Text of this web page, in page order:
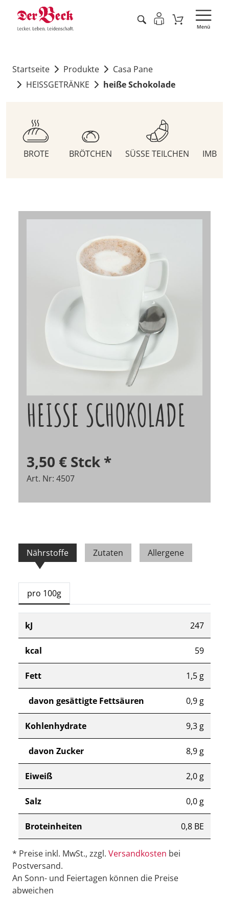
Startseite Produkte
Casa Pane
HEISSGETRÄNKE
heiße Schokolade
BROTE BRÖTCHEN SÜSSE TEILCHEN
HEISSE SCHOKOLADE
3,50 € Stck *
Art. Nr: 4507
Nährstoffe Zutaten Allergene
pro 100g
kJ 247
kcal 59
Fett 1,5 g
davon gesättigte Fettsäuren 0,9 g
Kohlenhydrate 9,3 g
davon Zucker 8,9 g
Eiweiß 2,0 g
Salz 0,0 g
Broteinheiten 0,8 BE
* Preise inkl. MwSt., zzgl. Versandkosten bei
Postversand.
An Sonn- und Feiertagen können die Preise
abweichen